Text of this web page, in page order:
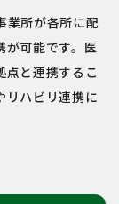
業所が各所に配
が可能です。医
点と連携するこ
リハビリ連携に